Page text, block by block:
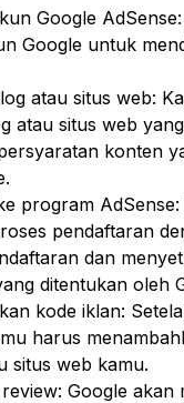
Google
Google untuk
atau situs web:
atau situs web
konten
program
pendaftaran
dan
ditentukan oleh
kode iklan:
harus
situs web kamu.
Google akan